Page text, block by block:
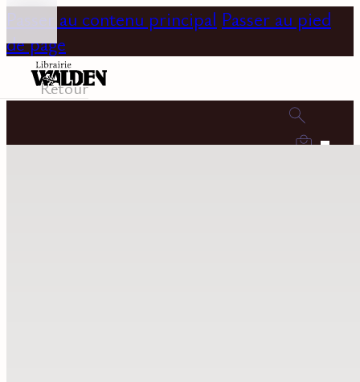
Passer au contenu principal Passer au pied
de page
0
Retour